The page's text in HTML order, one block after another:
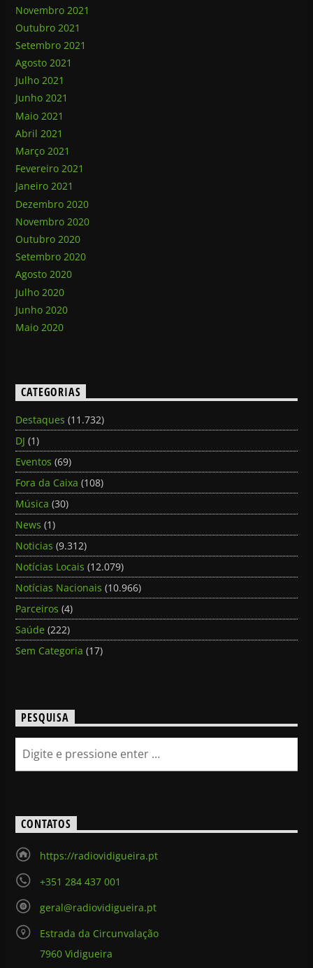
Novembro 2021
Outubro 2021
Setembro 2021
Agosto 2021
Julho 2021
Junho 2021
Maio 2021
Abril 2021
Março 2021
Fevereiro 2021
Janeiro 2021
Dezembro 2020
Novembro 2020
Outubro 2020
Setembro 2020
Agosto 2020
Julho 2020
Junho 2020
Maio 2020
CATEGORIAS
Destaques (11.732)
DJ (1)
Eventos (69)
Fora da Caixa (108)
Música (30)
News (1)
Noticias (9.312)
Notícias Locais (12.079)
Notícias Nacionais (10.966)
Parceiros (4)
Saúde (222)
Sem Categoria (17)
PESQUISA
CONTATOS
https://radiovidigueira.pt
+351 284 437 001
geral@radiovidigueira.pt
Estrada da Circunvalação
7960 Vidigueira